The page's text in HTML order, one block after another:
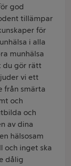
god
tillämpar
för
i alla
munhälsa
du gör rätt
vi ett
från smärta
och
och
av dina
hälsosam
och inget ska
dålig